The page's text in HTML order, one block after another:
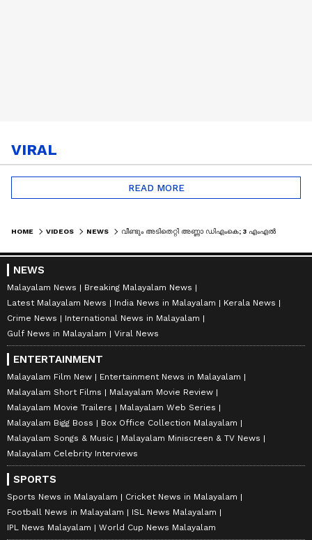
VIRAL
READ MORE
HOME VIDEOS NEWS വീണ്ടും അടിതെറ്റി അണ്ണാ ഡിഎംകെ; 3 എംഎല്‍എമാര്‍ രാജിവെച്ച് ടിവികെയില്‍ ചേര്‍ന്നു | AIADMK | TVK
NEWS
Malayalam News
Breaking Malayalam News
Latest Malayalam News
India News in Malayalam
Kerala News
Crime News
International News in Malayalam
Gulf News in Malayalam
Viral News
ENTERTAINMENT
Malayalam Film New
Entertainment News in Malayalam
Malayalam Short Films
Malayalam Movie Review
Malayalam Movie Trailers
Malayalam Web Series
Malayalam Bigg Boss
Box Office Collection Malayalam
Malayalam Songs & Music
Malayalam Miniscreen & TV News
Malayalam Celebrity Interviews
SPORTS
Sports News in Malayalam
Cricket News in Malayalam
Football News in Malayalam
ISL News Malayalam
IPL News Malayalam
World Cup News Malayalam